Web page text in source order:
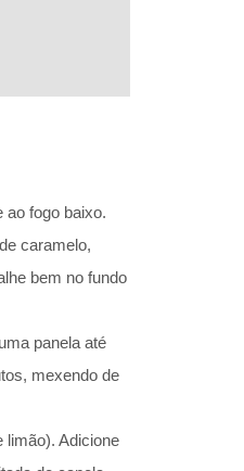
ao fogo baixo.
caramelo,
bem no fundo
panela até
mexendo de
limão). Adicione